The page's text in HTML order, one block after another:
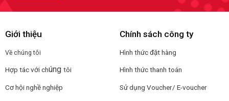
Giới thiệu
Về chúng tôi
Hợp tác với chúng tôi
Cơ hội nghề nghiệp
Chính sách công ty
Hình thức đặt hàng
Hình thức thanh toán
Sử dụng Voucher/ E-voucher